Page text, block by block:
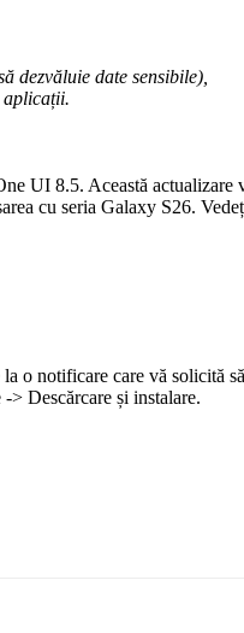
dezvăluie date sensibile),
aplicații.
UI 8.5. Această actualizare
cu seria Galaxy S26.
o notificare care vă solicită să
> Descărcare și instalare.